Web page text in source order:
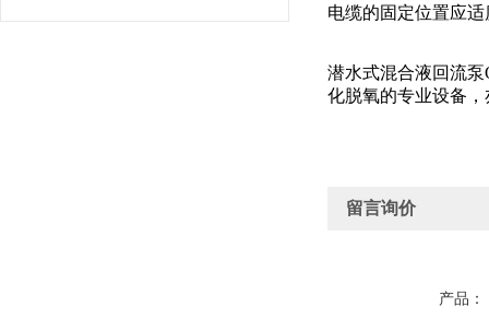
电缆的固定位置应
潜水式混合液回流
化脱氧的专业设备
留言询价
产品：